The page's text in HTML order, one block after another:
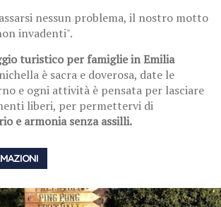
nessun problema, il nostro motto
invadenti".
turistico per famiglie in Emilia
è sacra e doverosa, date le
e ogni attività è pensata per lasciare
liberi, per permettervi di
e armonia senza assilli.